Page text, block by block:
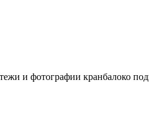
и фотографии кранбалоко